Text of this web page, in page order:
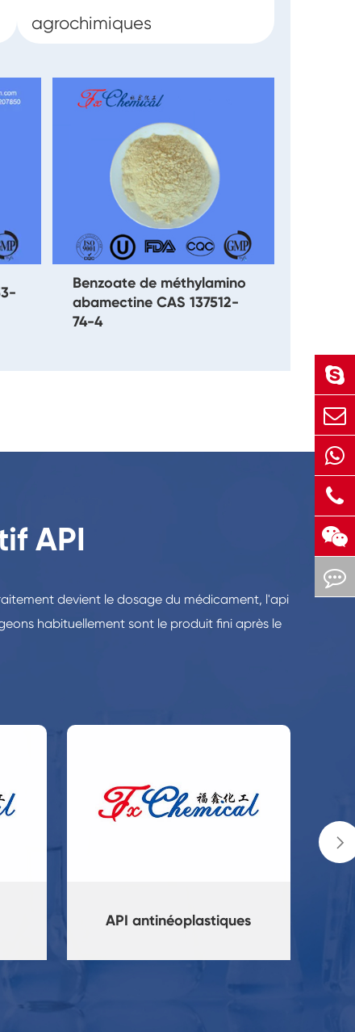
agrochimiques
Benzoate de méthylamino
abamectine CAS 137512-
74-4
API
devient le dosage du médicament, l'api
habituellement sont le produit fini après le

API antinéoplastiques